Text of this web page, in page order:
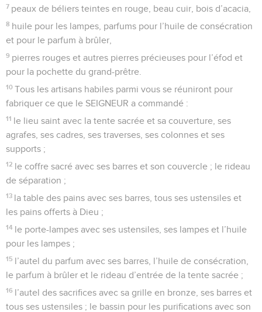
7 peaux de béliers teintes en rouge, beau cuir, bois d’acacia,
8 huile pour les lampes, parfums pour l’huile de consécration
et pour le parfum à brûler,
9 pierres rouges et autres pierres précieuses pour l’éfod et
pour la pochette du grand-prêtre.
10 Tous les artisans habiles parmi vous se réuniront pour
fabriquer ce que le SEIGNEUR a commandé :
11 le lieu saint avec la tente sacrée et sa couverture, ses
agrafes, ses cadres, ses traverses, ses colonnes et ses
supports ;
12 le coffre sacré avec ses barres et son couvercle ; le rideau
de séparation ;
13 la table des pains avec ses barres, tous ses ustensiles et
les pains offerts à Dieu ;
14 le porte-lampes avec ses ustensiles, ses lampes et l’huile
pour les lampes ;
15 l’autel du parfum avec ses barres, l’huile de consécration,
le parfum à brûler et le rideau d’entrée de la tente sacrée ;
16 l’autel des sacrifices avec sa grille en bronze, ses barres et
tous ses ustensiles ; le bassin pour les purifications avec son